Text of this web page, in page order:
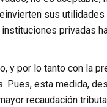
sus utilidades
privadas
y por lo tanto con la
Pues, esta medida,
recaudación